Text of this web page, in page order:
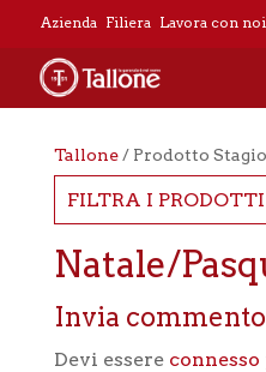
Azienda Filiera Lavora con noi
Tallone/ Prodotto
FILTRA I PRODOTTI
Natale/
Invia commento
Devi essere connesso